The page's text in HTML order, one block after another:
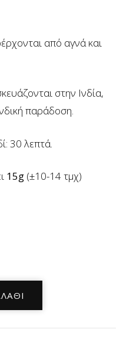
από αγνά και
στην Ινδία,
παράδοση.
30 λεπτά.
15g (±10-14 τμχ)